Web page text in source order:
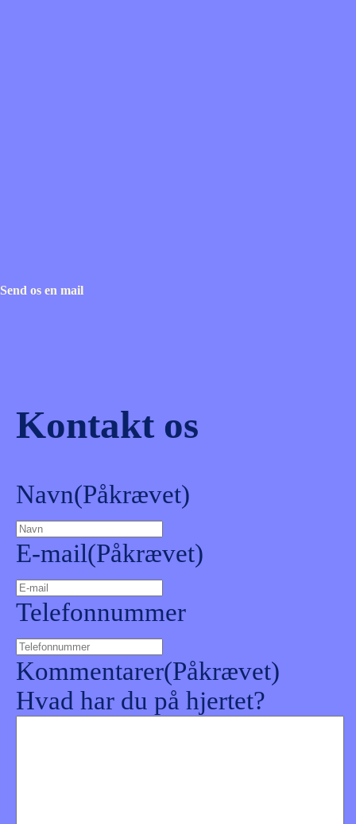
Send os en mail
Kontakt os
Navn(Påkrævet)
E-mail(Påkrævet)
Telefonnummer
Kommentarer(Påkrævet)
Hvad har du på hjertet?